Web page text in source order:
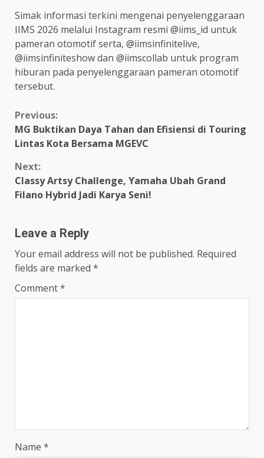
Simak informasi terkini mengenai penyelenggaraan
IIMS 2026 melalui Instagram resmi @iims_id untuk
pameran otomotif serta, @iimsinfinitelive,
@iimsinfiniteshow dan @iimscollab untuk program
hiburan pada penyelenggaraan pameran otomotif
tersebut.
Continue
Reading
Previous:
MG Buktikan Daya Tahan dan Efisiensi di Touring
Lintas Kota Bersama MGEVC
Next:
Classy Artsy Challenge, Yamaha Ubah Grand
Filano Hybrid Jadi Karya Seni!
Leave a Reply
Your email address will not be published. Required
fields are marked *
Comment*
Name *